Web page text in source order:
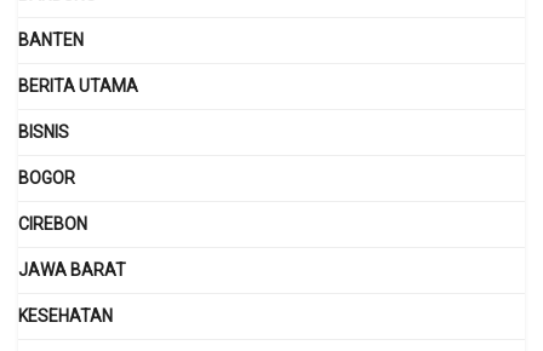
BANTEN
BERITA UTAMA
BISNIS
BOGOR
CIREBON
JAWA BARAT
KESEHATAN